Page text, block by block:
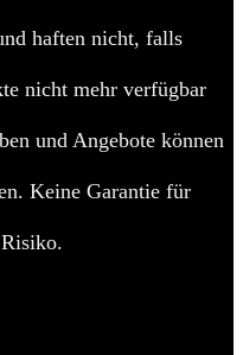
haften nicht, falls
nicht mehr verfügbar
und Angebote können
Keine Garantie für